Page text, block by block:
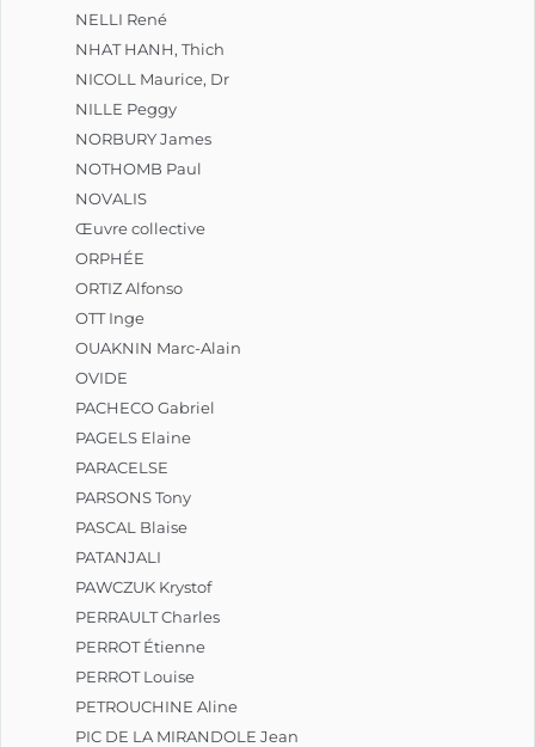
NELLI René
NHAT HANH, Thich
NICOLL Maurice, Dr
NILLE Peggy
NORBURY James
NOTHOMB Paul
NOVALIS
Œuvre collective
ORPHÉE
ORTIZ Alfonso
OTT Inge
OUAKNIN Marc-Alain
OVIDE
PACHECO Gabriel
PAGELS Elaine
PARACELSE
PARSONS Tony
PASCAL Blaise
PATANJALI
PAWCZUK Krystof
PERRAULT Charles
PERROT Étienne
PERROT Louise
PETROUCHINE Aline
PIC DE LA MIRANDOLE Jean